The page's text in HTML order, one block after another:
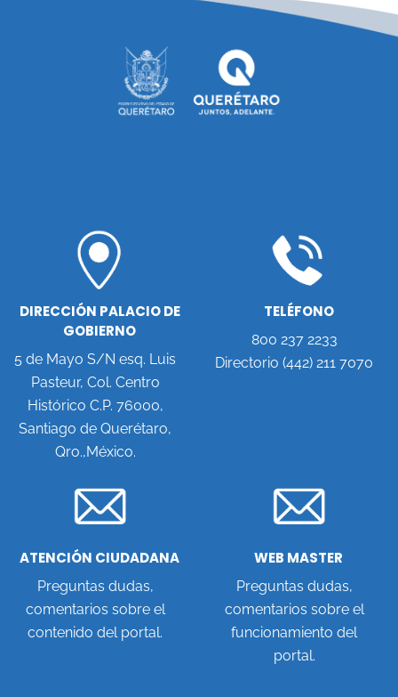
DIRECCIÓN PALACIO DE
GOBIERNO
5 de Mayo S/N esq. Luis
Pasteur, Col. Centro
Histórico C.P. 76000,
Santiago de Querétaro,
Qro.,México.
TELÉFONO
800 237 2233
Directorio (442) 211 7070
ATENCIÓN CIUDADANA
Preguntas dudas,
comentarios sobre el
contenido del portal.
WEB MASTER
Preguntas dudas,
comentarios sobre el
funcionamiento del
portal.